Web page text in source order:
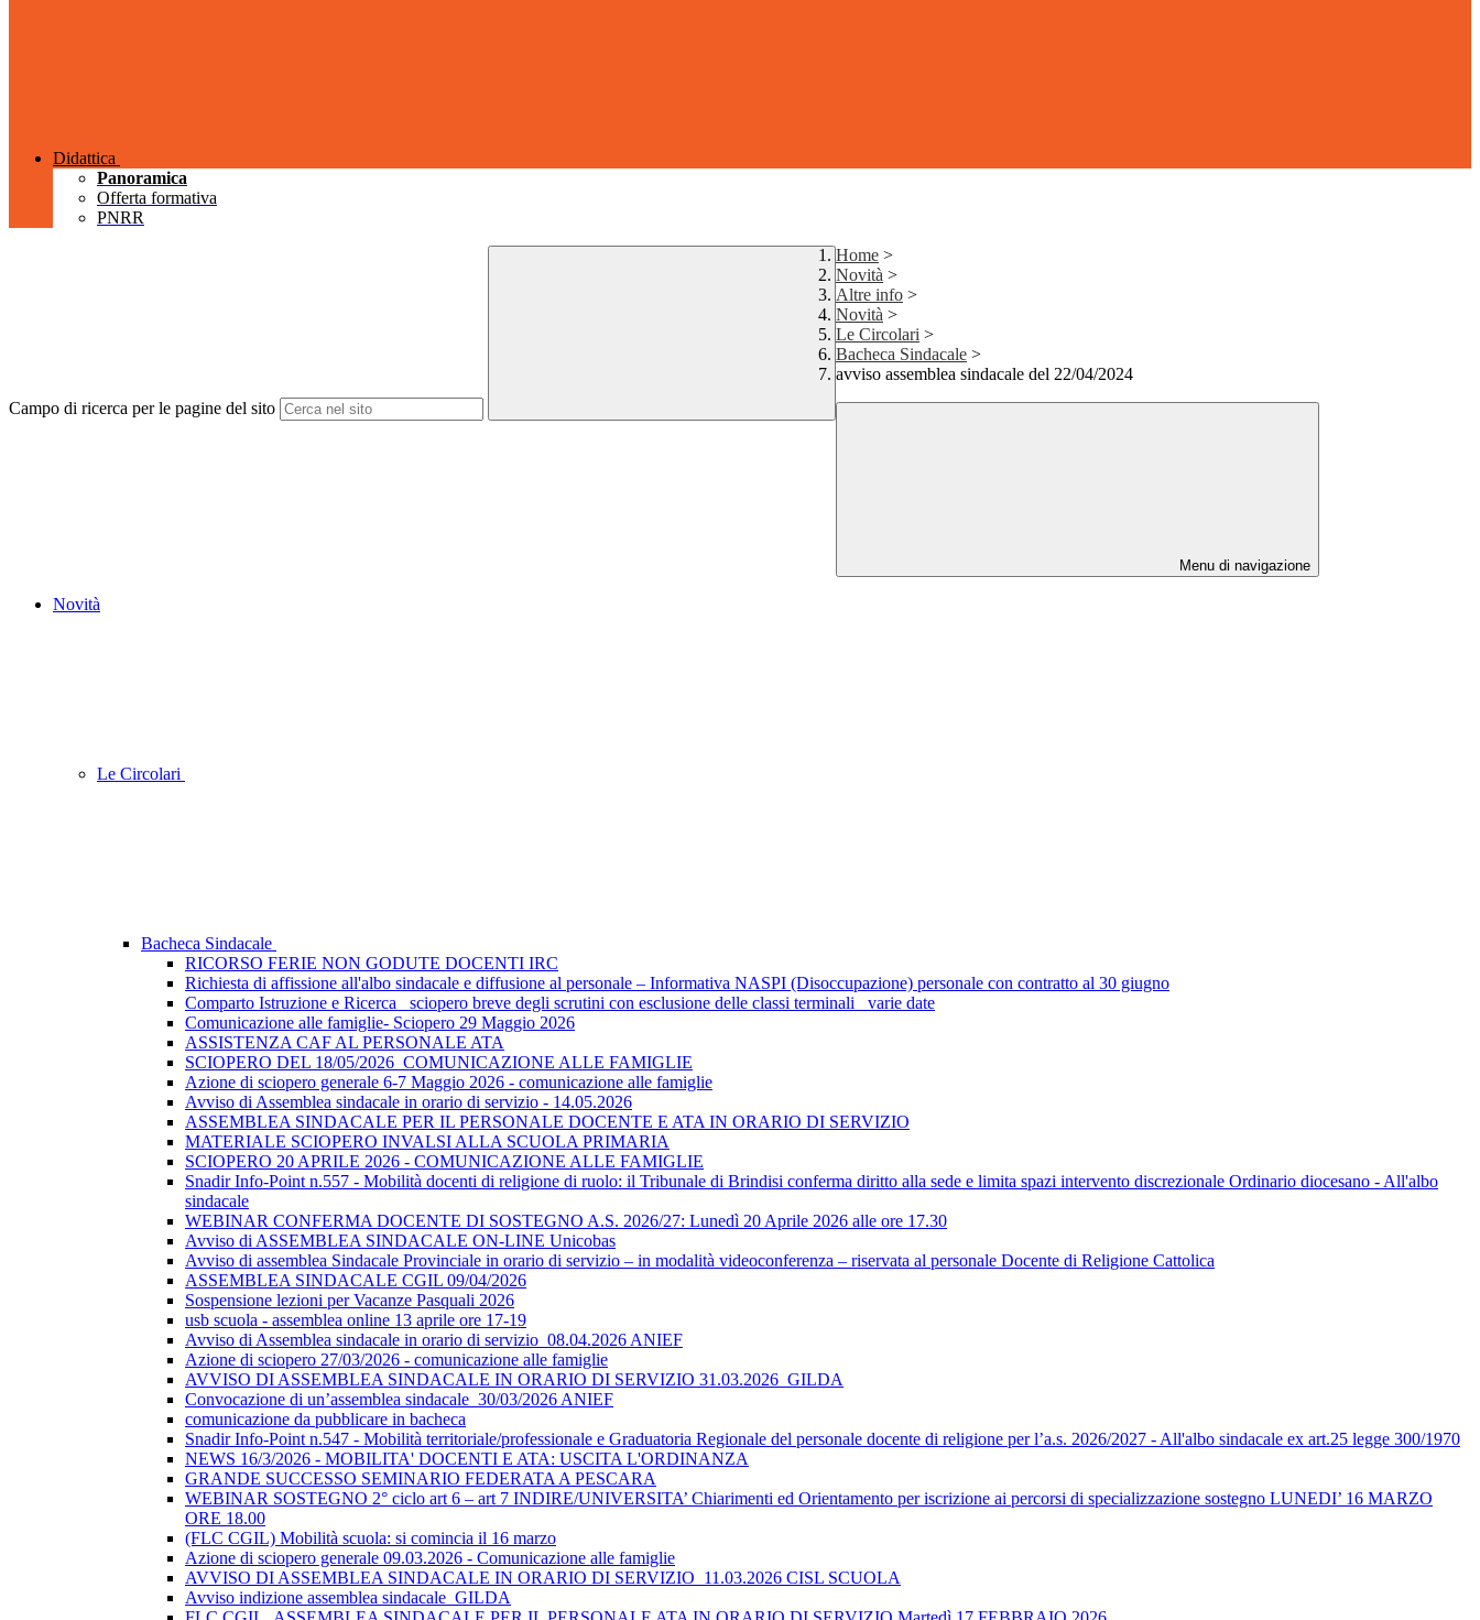
Didattica
Panoramica
Offerta formativa
PNRR
Campo di ricerca per le pagine del sito
Home >
Novità >
Altre info >
Novità >
Le Circolari >
Bacheca Sindacale >
avviso assemblea sindacale del 22/04/2024
Menu di navigazione
Novità
Le Circolari
Bacheca Sindacale
RICORSO FERIE NON GODUTE DOCENTI IRC
Richiesta di affissione all'albo sindacale e diffusione al personale – Informativa NASPI (Disoccupazione) personale con contratto al 30 giugno
Comparto Istruzione e Ricerca_ sciopero breve degli scrutini con esclusione delle classi terminali_ varie date
Comunicazione alle famiglie- Sciopero 29 Maggio 2026
ASSISTENZA CAF AL PERSONALE ATA
SCIOPERO DEL 18/05/2026_COMUNICAZIONE ALLE FAMIGLIE
Azione di sciopero generale 6-7 Maggio 2026 - comunicazione alle famiglie
Avviso di Assemblea sindacale in orario di servizio - 14.05.2026
ASSEMBLEA SINDACALE PER IL PERSONALE DOCENTE E ATA IN ORARIO DI SERVIZIO
MATERIALE SCIOPERO INVALSI ALLA SCUOLA PRIMARIA
SCIOPERO 20 APRILE 2026 - COMUNICAZIONE ALLE FAMIGLIE
Snadir Info-Point n.557 - Mobilità docenti di religione di ruolo: il Tribunale di Brindisi conferma diritto alla sede e limita spazi intervento discrezionale Ordinario diocesano - All'albo
sindacale
WEBINAR CONFERMA DOCENTE DI SOSTEGNO A.S. 2026/27: Lunedì 20 Aprile 2026 alle ore 17.30
Avviso di ASSEMBLEA SINDACALE ON-LINE Unicobas
Avviso di assemblea Sindacale Provinciale in orario di servizio – in modalità videoconferenza – riservata al personale Docente di Religione Cattolica
ASSEMBLEA SINDACALE CGIL 09/04/2026
Sospensione lezioni per Vacanze Pasquali 2026
usb scuola - assemblea online 13 aprile ore 17-19
Avviso di Assemblea sindacale in orario di servizio_08.04.2026 ANIEF
Azione di sciopero 27/03/2026 - comunicazione alle famiglie
AVVISO DI ASSEMBLEA SINDACALE IN ORARIO DI SERVIZIO 31.03.2026_GILDA
Convocazione di un’assemblea sindacale_30/03/2026 ANIEF
comunicazione da pubblicare in bacheca
Snadir Info-Point n.547 - Mobilità territoriale/professionale e Graduatoria Regionale del personale docente di religione per l’a.s. 2026/2027 - All'albo sindacale ex art.25 legge 300/1970
NEWS 16/3/2026 - MOBILITA' DOCENTI E ATA: USCITA L'ORDINANZA
GRANDE SUCCESSO SEMINARIO FEDERATA A PESCARA
WEBINAR SOSTEGNO 2° ciclo art 6 – art 7 INDIRE/UNIVERSITA’ Chiarimenti ed Orientamento per iscrizione ai percorsi di specializzazione sostegno LUNEDI’ 16 MARZO
ORE 18.00
(FLC CGIL) Mobilità scuola: si comincia il 16 marzo
Azione di sciopero generale 09.03.2026 - Comunicazione alle famiglie
AVVISO DI ASSEMBLEA SINDACALE IN ORARIO DI SERVIZIO_11.03.2026 CISL SCUOLA
Avviso indizione assemblea sindacale_GILDA